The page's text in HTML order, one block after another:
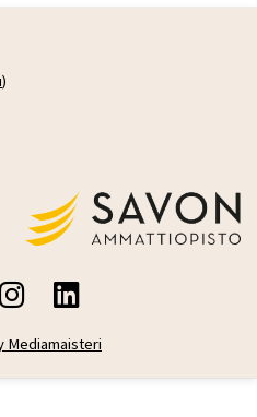
)
Mediamaisteri